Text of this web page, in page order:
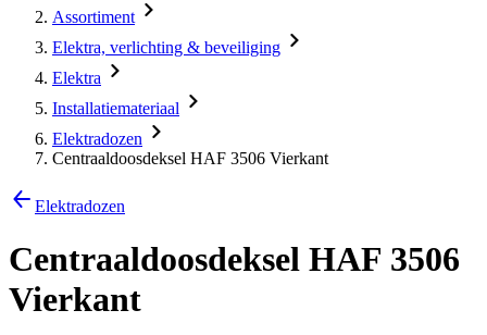
Assortiment
Elektra, verlichting & beveiliging
Elektra
Installatiemateriaal
Elektradozen
Centraaldoosdeksel HAF 3506 Vierkant
Elektradozen
Centraaldoosdeksel HAF 3506
Vierkant